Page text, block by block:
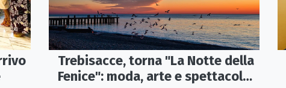
Trebisacce, torna "La Notte della
Fenice": moda, arte e spettacolo